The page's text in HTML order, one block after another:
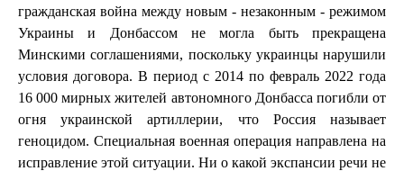
гражданская война между новым - незаконным - режимом
Украины и Донбассом не могла быть прекращена
Минскими соглашениями, поскольку украинцы нарушили
условия договора. В период с 2014 по февраль 2022 года
16 000 мирных жителей автономного Донбасса погибли от
огня украинской артиллерии, что Россия называет
геноцидом. Специальная военная операция направлена на
исправление этой ситуации. Ни о какой экспансии речи не